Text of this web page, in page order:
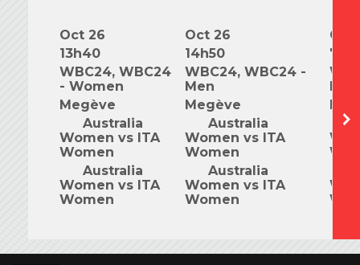
Oct 26
13h40
WBC24, WBC24
- Women
Megève
Australia
Women vs ITA
Women
Australia
Women vs ITA
Women
Oct 26
14h50
WBC24, WBC24 -
Men
Megève
Australia
Women vs ITA
Women
Australia
Women vs ITA
Women
Oct